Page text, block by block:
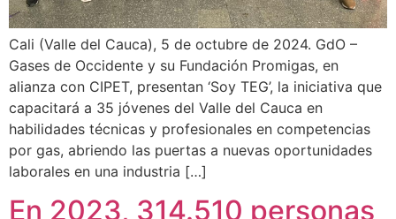
Cali (Valle del Cauca), 5 de octubre de 2024. GdO –
Gases de Occidente y su Fundación Promigas, en
alianza con CIPET, presentan ‘Soy TEG’, la iniciativa que
capacitará a 35 jóvenes del Valle del Cauca en
habilidades técnicas y profesionales en competencias
por gas, abriendo las puertas a nuevas oportunidades
laborales en una industria […]
En 2023, 314.510 personas